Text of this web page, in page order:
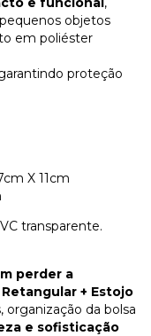
objetos
em poliéster
proteção
X 11cm
transparente.
perder a
+ Estojo
organização da bolsa
e sofisticação